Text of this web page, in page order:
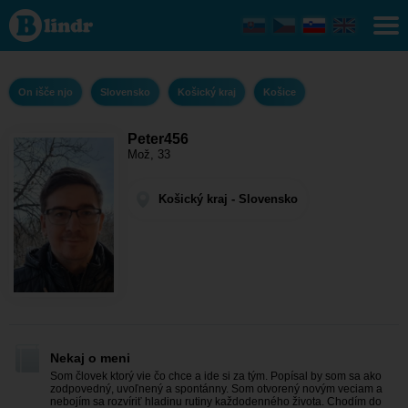
Peter456
- On
išče njo
Košický
Košice
On išče njo Slovensko Košický kraj Košice
Peter456
Mož, 33
Košický kraj - Slovensko
Nekaj o meni
Som človek ktorý vie čo chce a ide si za tým. Popísal by som sa ako
zodpovedný, uvoľnený a spontánny. Som otvorený novým veciam a
nebojím sa rozvíriť hladinu rutiny každodenného života. Chodím do